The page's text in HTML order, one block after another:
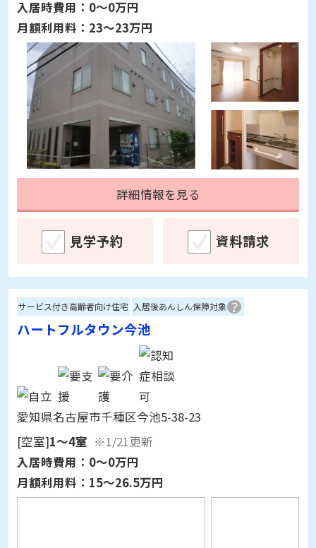
月額利用料： 23～23万円
詳細情報を見る
サービス付き高齢者向け住宅 入居後あんしん保障対象
ハートフルタウン今池
愛知県名古屋市千種区今池5-38-23
[空室]1～4室 ※1/21更新
入居時費用： 0～0万円
月額利用料： 15～26.5万円